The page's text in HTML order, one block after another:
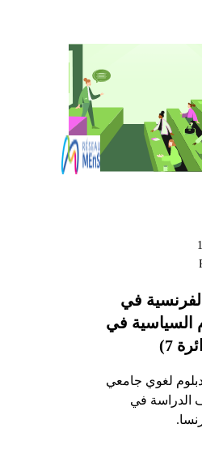
في
السياسية في
7)
لغوي جامعي
الدراسة في